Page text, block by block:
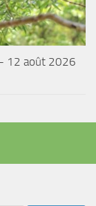
12 août 2026